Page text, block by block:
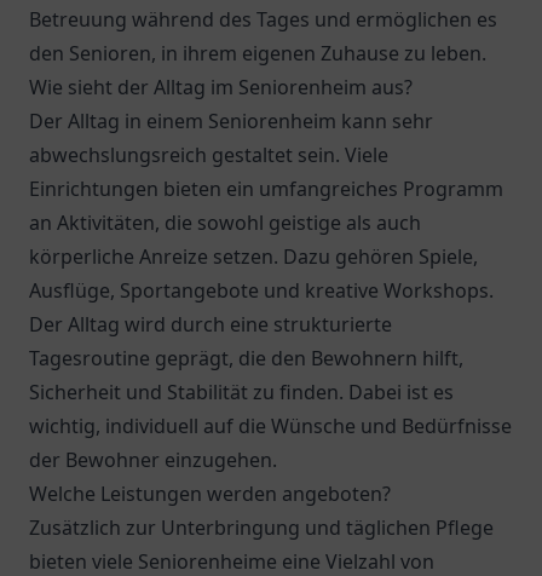
Betreuung während des Tages und ermöglichen es
den Senioren, in ihrem eigenen Zuhause zu leben.
Wie sieht der Alltag im Seniorenheim aus?
Der Alltag in einem Seniorenheim kann sehr
abwechslungsreich gestaltet sein. Viele
Einrichtungen bieten ein umfangreiches Programm
an Aktivitäten, die sowohl geistige als auch
körperliche Anreize setzen. Dazu gehören Spiele,
Ausflüge, Sportangebote und kreative Workshops.
Der Alltag wird durch eine strukturierte
Tagesroutine geprägt, die den Bewohnern hilft,
Sicherheit und Stabilität zu finden. Dabei ist es
wichtig, individuell auf die Wünsche und Bedürfnisse
der Bewohner einzugehen.
Welche Leistungen werden angeboten?
Zusätzlich zur Unterbringung und täglichen Pflege
bieten viele Seniorenheime eine Vielzahl von